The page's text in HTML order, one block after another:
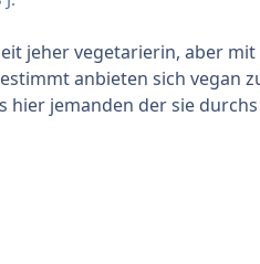
jeher vegetarierin, aber
anbieten sich vegan
hier jemanden der sie